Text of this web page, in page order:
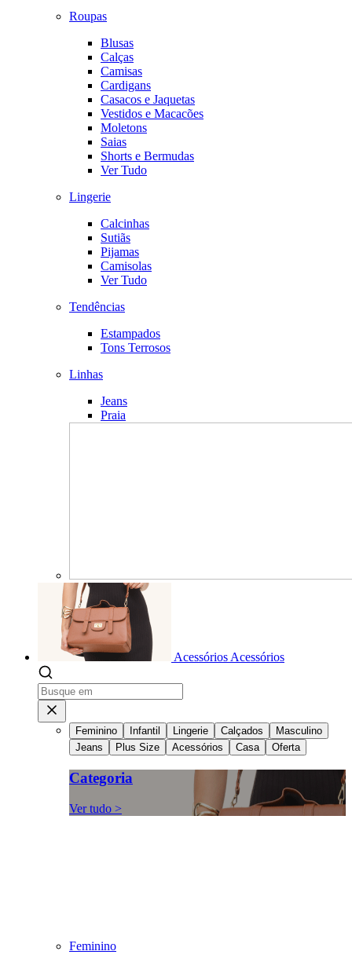
Roupas
Blusas
Calças
Camisas
Cardigans
Casacos e Jaquetas
Vestidos e Macacões
Moletons
Saias
Shorts e Bermudas
Ver Tudo
Lingerie
Calcinhas
Sutiãs
Pijamas
Camisolas
Ver Tudo
Tendências
Estampados
Tons Terrosos
Linhas
Jeans
Praia
Acessórios Acessórios
Feminino Infantil Lingerie Calçados
Masculino
Jeans
Plus Size Acessórios Casa Oferta
Categoria
Ver tudo >
Feminino